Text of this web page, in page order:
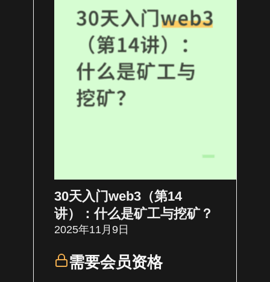
30天入门web3（第14
讲）：什么是矿工与挖矿？
2025年11月9日
需要会员资格